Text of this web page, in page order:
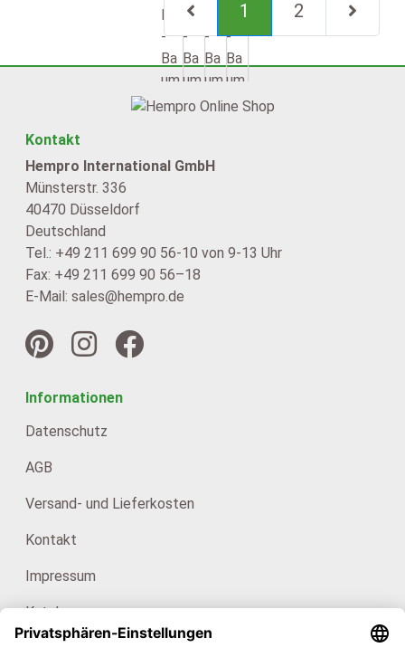
1 (current)
2
Kontakt
Hempro International GmbH
Münsterstr. 336
40470 Düsseldorf
Deutschland
Tel.: +49 211 699 90 56-10 von 9-13 Uhr
Fax: +49 211 699 90 56–18
E-Mail: sales@hempro.de
Informationen
Datenschutz
AGB
Versand- und Lieferkosten
Kontakt
Impressum
Kataloge